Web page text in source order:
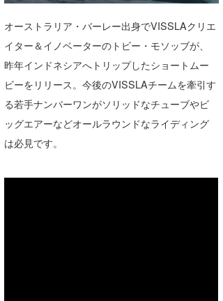
会員メニュー
今月のプレゼント
オーストラリア・バーレー出身でVISSLAクリエ
イター＆イノベーターのトビー・モソッブが、
昨年インドネシアへトリップしたショートムー
ビーをリリース。今後のVISSLAチームを牽引す
る若手ナンバーワンがソリッドなチューブやビ
ッグエアーなどオールラウンドなライディング
は必見です。
湘南
千葉北
伊豆
千葉南
お知らせ
その他
ルール＆How to
VOTE!
サーファーズ